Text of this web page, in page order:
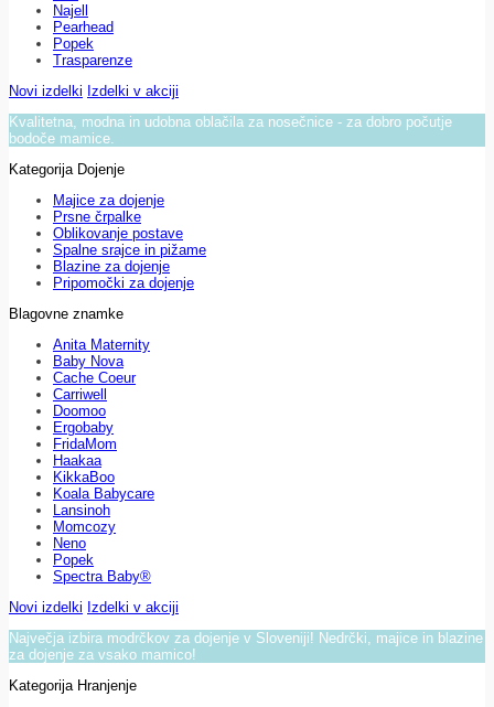
Najell
Pearhead
Popek
Trasparenze
Novi izdelki Izdelki v akciji
Kvalitetna, modna in udobna oblačila za nosečnice - za dobro počutje
bodoče mamice.
Kategorija Dojenje
Majice za dojenje
Prsne črpalke
Oblikovanje postave
Spalne srajce in pižame
Blazine za dojenje
Pripomočki za dojenje
Blagovne znamke
Anita Maternity
Baby Nova
Cache Coeur
Carriwell
Doomoo
Ergobaby
FridaMom
Haakaa
KikkaBoo
Koala Babycare
Lansinoh
Momcozy
Neno
Popek
Spectra Baby®
Novi izdelki Izdelki v akciji
Največja izbira modrčkov za dojenje v Sloveniji! Nedrčki, majice in blazine
za dojenje za vsako mamico!
Kategorija Hranjenje